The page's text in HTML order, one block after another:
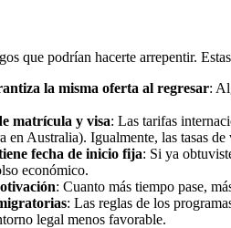
que podrían hacerte arrepentir.
la misma oferta al regresar:
matrícula y visa: Las tarifas
Australia). Igualmente, las tasas
fecha de inicio fija: Si ya
económico.
: Cuanto más tiempo pase,
: Las reglas de los
legal menos favorable.